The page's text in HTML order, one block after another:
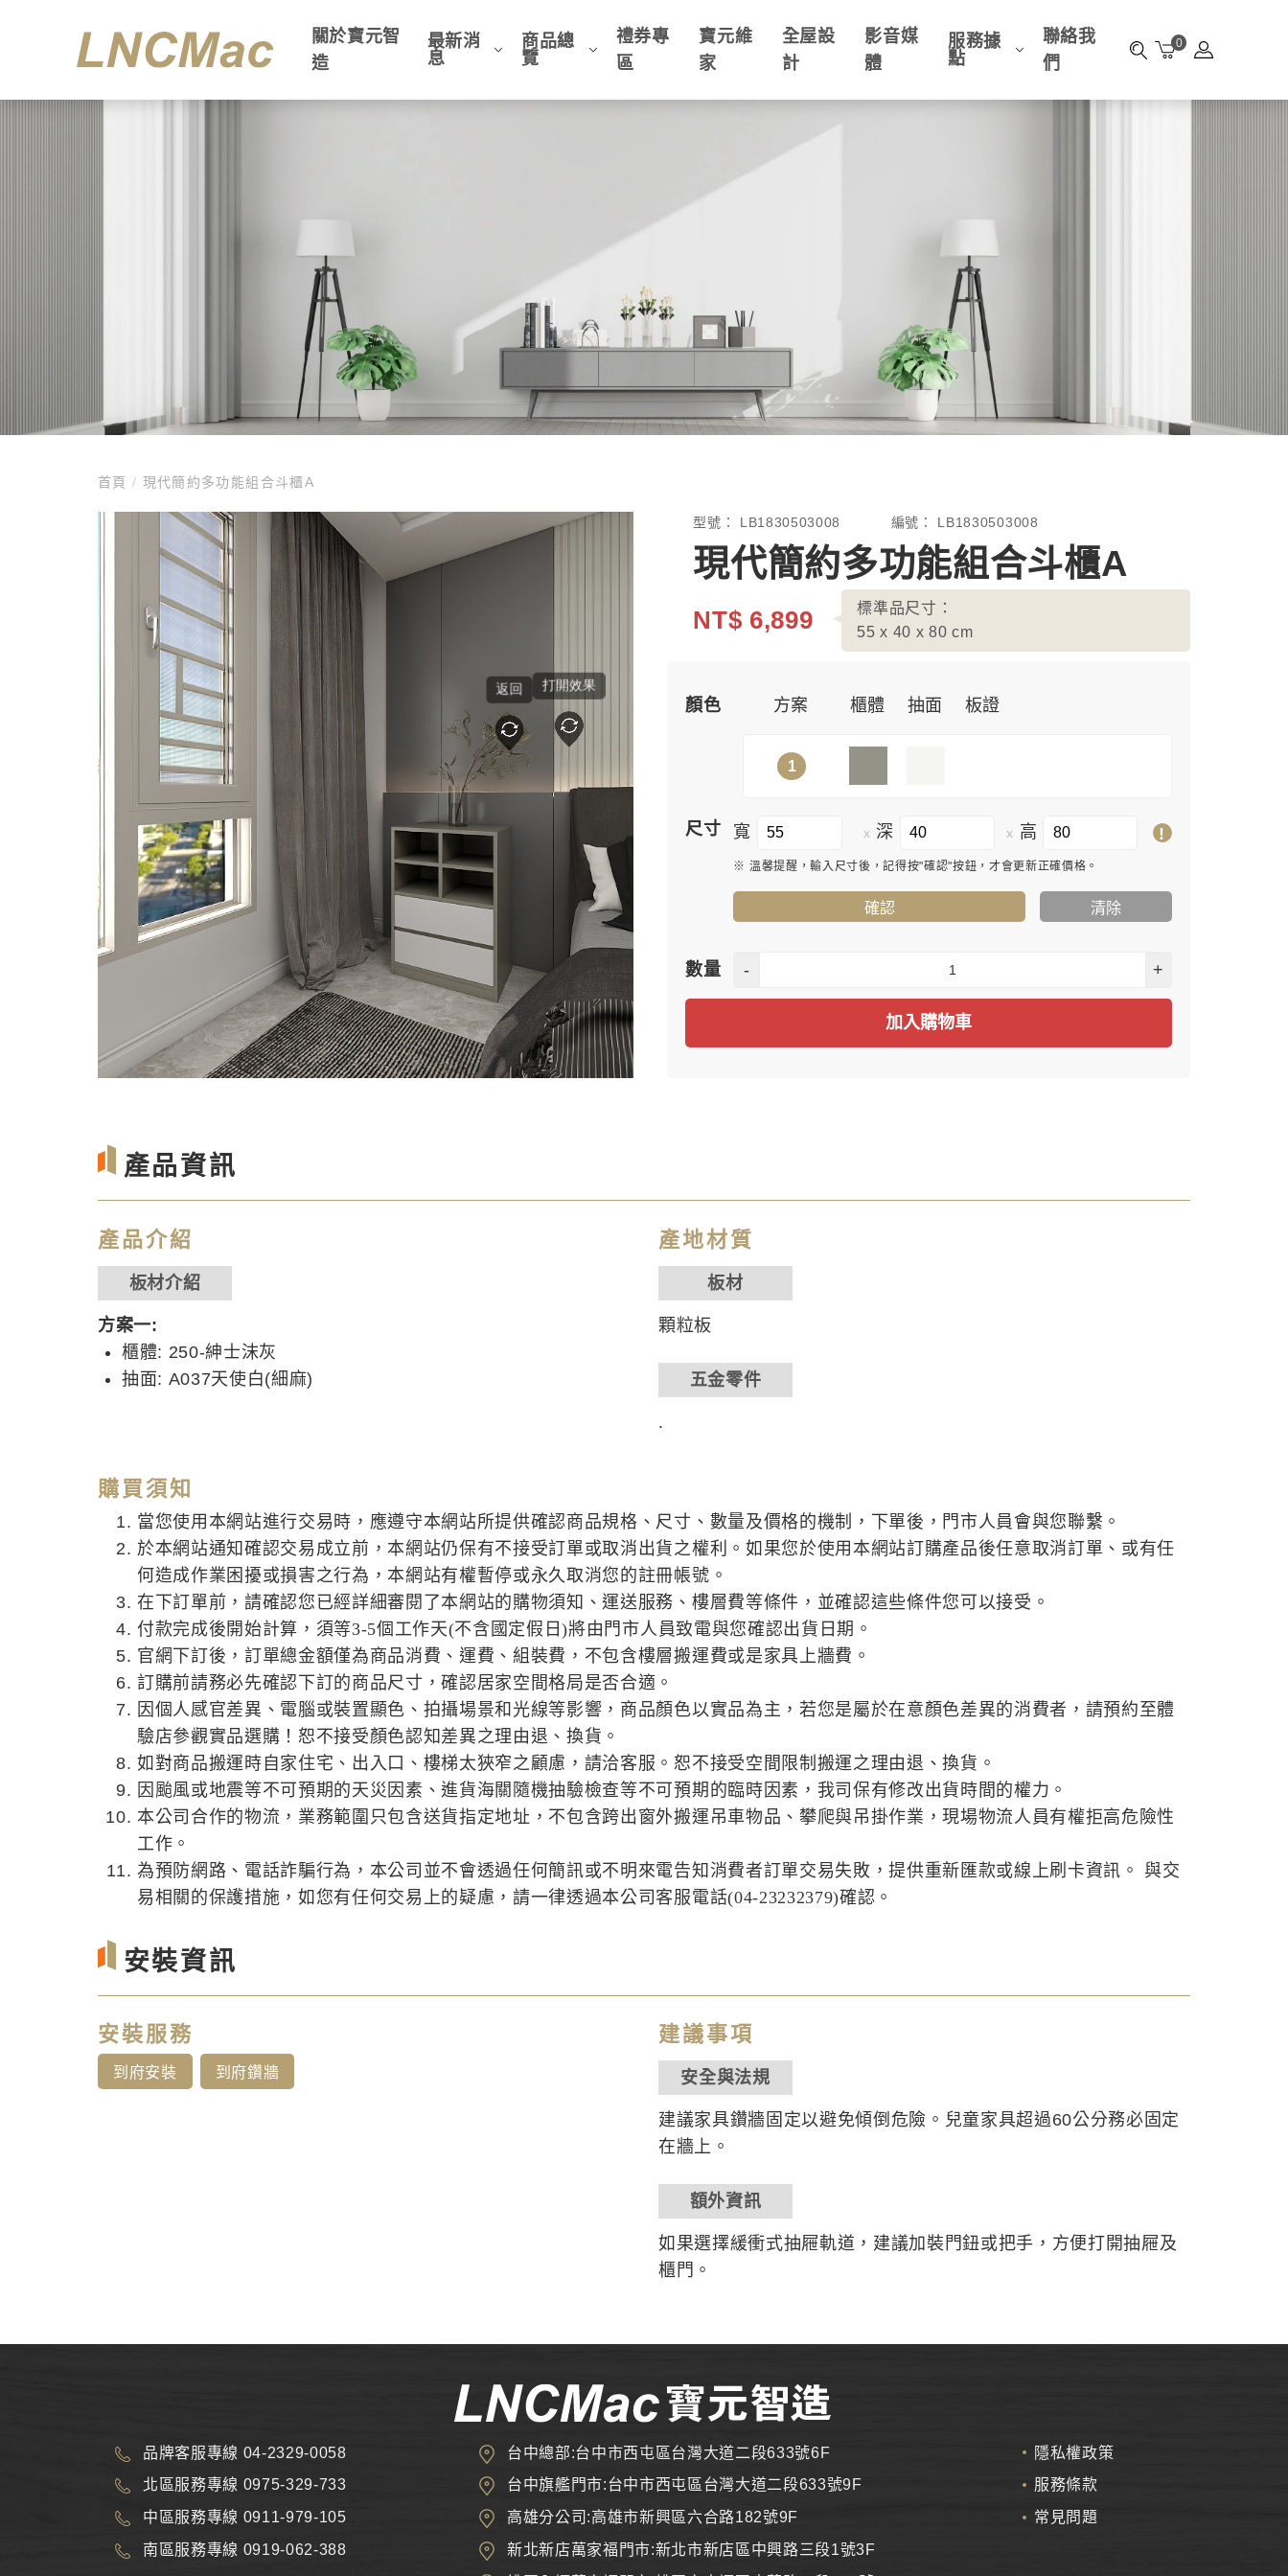
關於寶元智
造
最新消
息
商品總
覽
禮券專
區
寶元維
家
全屋設
計
影音媒
體
服務據
點
聯絡我
們
0
首頁/ 現代簡約多功能組合斗櫃A
型號： LB1830503008 編號： LB1830503008
現代簡約多功能組合斗櫃A
NT$ 6,899
標準品尺寸：
55 x 40 x 80cm
顏色 方案 櫃體 抽面 板證
1
尺寸 寬 x 深 x 高 !
※ 溫馨提醒，輸入尺寸後，記得按"確認"按鈕，才會更新正確價格。
確認 清除
數量 - +
加入購物車
產品資訊
產品介紹
板材介紹
方案一:
櫃體: 250-紳士沫灰
抽面: A037天使白(細麻)
產地材質
板材
顆粒板
五金零件
.
購買須知
當您使用本網站進行交易時，應遵守本網站所提供確認商品規格、尺寸、數量及價格的機制，下單後，門市人員會與您聯繫。
於本網站通知確認交易成立前，本網站仍保有不接受訂單或取消出貨之權利。如果您於使用本網站訂購產品後任意取消訂單、或有任
何造成作業困擾或損害之行為，本網站有權暫停或永久取消您的註冊帳號。
在下訂單前，請確認您已經詳細審閱了本網站的購物須知、運送服務、樓層費等條件，並確認這些條件您可以接受。
付款完成後開始計算，須等3-5個工作天(不含國定假日)將由門市人員致電與您確認出貨日期。
官網下訂後，訂單總金額僅為商品消費、運費、組裝費，不包含樓層搬運費或是家具上牆費。
訂購前請務必先確認下訂的商品尺寸，確認居家空間格局是否合適。
因個人感官差異、電腦或裝置顯色、拍攝場景和光線等影響，商品顏色以實品為主，若您是屬於在意顏色差異的消費者，請預約至體
驗店參觀實品選購！恕不接受顏色認知差異之理由退、換貨。
如對商品搬運時自家住宅、出入口、樓梯太狹窄之顧慮，請洽客服。恕不接受空間限制搬運之理由退、換貨。
因颱風或地震等不可預期的天災因素、進貨海關隨機抽驗檢查等不可預期的臨時因素，我司保有修改出貨時間的權力。
本公司合作的物流，業務範圍只包含送貨指定地址，不包含跨出窗外搬運吊車物品、攀爬與吊掛作業，現場物流人員有權拒高危險性
工作。
為預防網路、電話詐騙行為，本公司並不會透過任何簡訊或不明來電告知消費者訂單交易失敗，提供重新匯款或線上刷卡資訊。 與交
易相關的保護措施，如您有任何交易上的疑慮，請一律透過本公司客服電話(04-23232379)確認。
安裝資訊
安裝服務
到府安裝 到府鑽牆
建議事項
安全與法規
建議家具鑽牆固定以避免傾倒危險。兒童家具超過60公分務必固定
在牆上。
額外資訊
如果選擇緩衝式抽屜軌道，建議加裝門鈕或把手，方便打開抽屜及
櫃門。
品牌客服專線 04-2329-0058
北區服務專線 0975-329-733
中區服務專線 0911-979-105
南區服務專線 0919-062-388
台中總部:台中市西屯區台灣大道二段633號6F
台中旗艦門市:台中市西屯區台灣大道二段633號9F
高雄分公司:高雄市新興區六合路182號9F
新北新店萬家福門市:新北市新店區中興路三段1號3F
隱私權政策
服務條款
常見問題